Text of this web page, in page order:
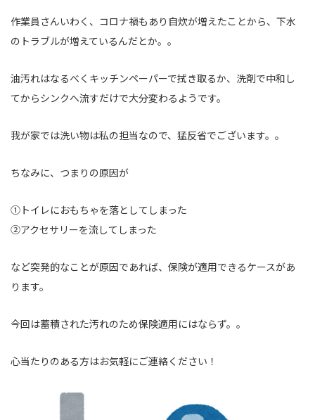
作業員さんいわく、コロナ禍もあり自炊が増えたことから、下水
のトラブルが増えているんだとか。。
油汚れはなるべくキッチンペーパーで拭き取るか、洗剤で中和し
てからシンクへ流すだけで大分変わるようです。
我が家では洗い物は私の担当なので、猛反省でございます。。
ちなみに、つまりの原因が
①トイレにおもちゃを落としてしまった
②アクセサリーを流してしまった
など突発的なことが原因であれば、保険が適用できるケースがあ
ります。
今回は蓄積された汚れのため保険適用にはならず。。
心当たりのある方はお気軽にご連絡ください！